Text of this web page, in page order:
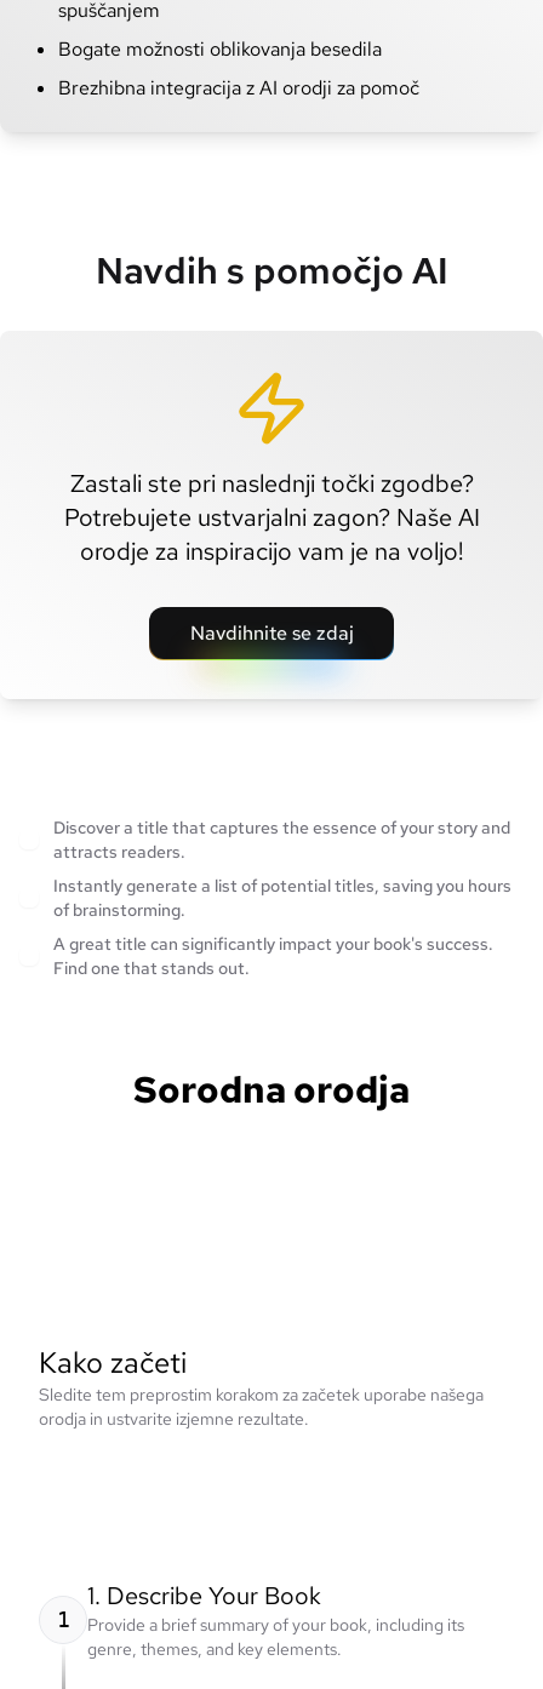
spuščanjem
Bogate možnosti oblikovanja besedila
Brezhibna integracija z AI orodji za pomoč
Navdih s pomočjo AI
Zastali ste pri naslednji točki zgodbe?
Potrebujete ustvarjalni zagon? Naše AI
orodje za inspiracijo vam je na voljo!
Navdihnite se zdaj
Discover a title that captures the essence of your story and
attracts readers.
Instantly generate a list of potential titles, saving you hours
of brainstorming.
A great title can significantly impact your book's success.
Find one that stands out.
Sorodna orodja
Kako začeti
Sledite tem preprostim korakom za začetek uporabe našega
orodja in ustvarite izjemne rezultate.
1
1. Describe Your Book
Provide a brief summary of your book, including its
genre, themes, and key elements.